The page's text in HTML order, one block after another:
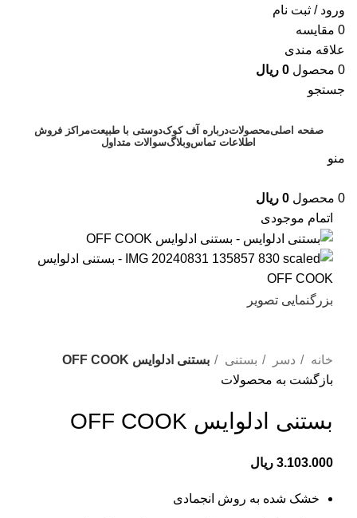
ورود / ثبت نام
0 مقایسه
علاقه مندی
0 محصول 0 ریال
جستجو
صفحه اصلیمحصولاتدرباره آف کوکدوستی با طبیعتمراکز فروش
اطلاعات تماسوبلاگسوالات متداول
منو
0 محصول 0 ریال
اتمام موجودی
بزرگنمایی تصویر
خانه دسر بستنی
بستنی ادلوایس OFF COOK
بازگشت به محصولات
بستنی ادلوایس OFF COOK
3.103.000 ریال
خشک شده به روش انجمادی